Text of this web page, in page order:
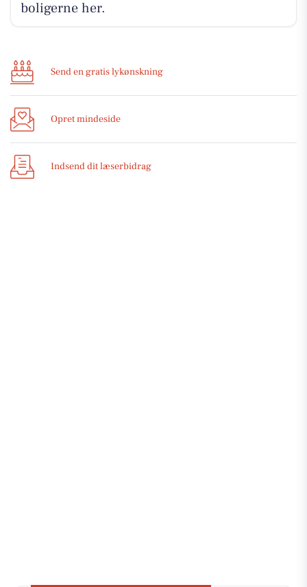
boligerne her.
Send en gratis lykønskning
Opret mindeside
Indsend dit læserbidrag